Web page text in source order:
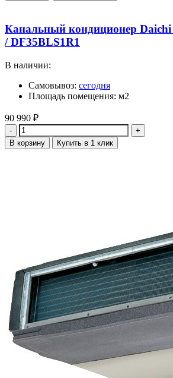
Канальный кондиционер
/ DF35BLS1R1
В наличии:
Самовывоз: сегодня
Площадь помещения: м2
90 990 ₽
Количество
В корзину Купить в 1 клик